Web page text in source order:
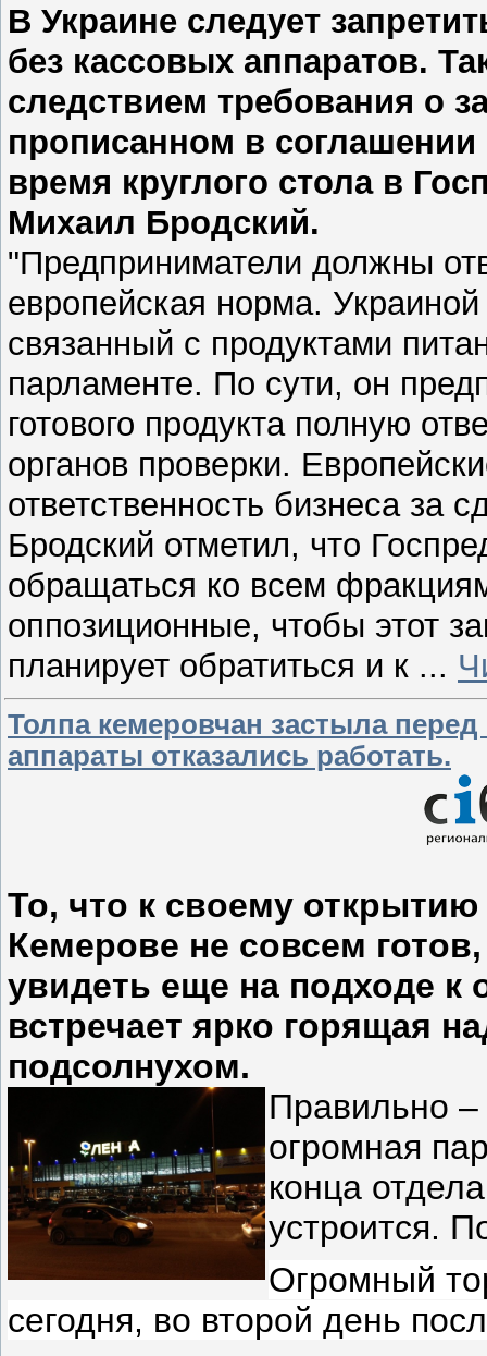
В Украине следует
без кассовых аппаратов.
следствием требования о
прописанном в
время круглого стола в
Михаил Бродский.
"Предприниматели должны
европейская норма. Украиной
связанный с продуктами
парламенте. По сути, он
готового продукта полную
органов проверки.
ответственность бизнеса за
Бродский отметил, что
обращаться ко всем
оппозиционные, чтобы этот
планирует обратиться и к ...
Толпа кемеровчан застыла
аппараты отказались работать.
То, что к своему открытию
Кемерове не совсем
увидеть еще на подходе
встречает ярко горящая
подсолнухом.
Правильно –
огромная
конца
устроится.
Огромный
сегодня, во второй день